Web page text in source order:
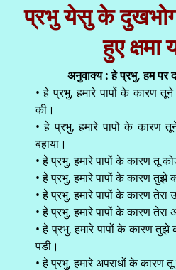
प्रभु येसु के
हुए क्षमा
अनुवाक्य : हे प्रभु, हम पर
• हे प्रभु, हमारे पापों के कारण
की।
• हे प्रभु, हमारे पापों के कारण
बहाया।
• हे प्रभु, हमारे पापों के कारण तू
• हे प्रभु, हमारे पापों के कारण तुझे
• हे प्रभु, हमारे पापों के कारण तेरा
• हे प्रभु, हमारे पापों के कारण तेरा
• हे प्रभु, हमारे पापों के कारण
पडी।
• हे प्रभु, हमारे अपराधों के कारण तू